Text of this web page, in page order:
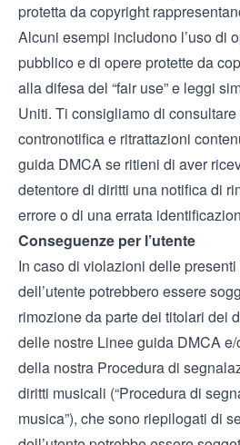
protetta da copyright
Alcuni esempi includono l’uso di
pubblico e di opere protette da
alla difesa del “fair use” e leggi
Uniti. Ti consigliamo di
contronotifica e ritrattazioni
guida DMCAse ritieni di aver
detentore di diritti una notifica di
errore o di una errata
Conseguenze per l’utente
In caso di violazioni delle
dell’utente potrebbero essere
rimozione da parte dei titolari dei
delle nostre Linee guida DMCA
della nostra Procedura di
diritti musicali (“Procedura di
musica”), che sono riepilogati di